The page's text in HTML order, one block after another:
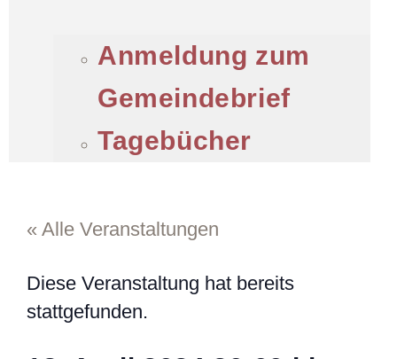
Anmeldung zum
Gemeindebrief
Tagebücher
« Alle Veranstaltungen
Diese Veranstaltung hat bereits
stattgefunden.